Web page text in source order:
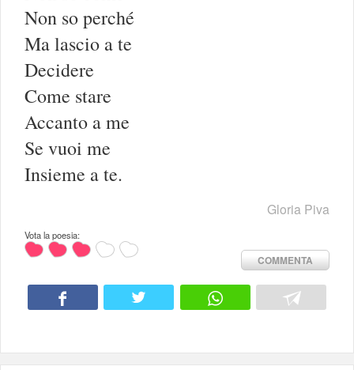
Non so perché
Ma lascio a te
Decidere
Come stare
Accanto a me
Se vuoi me
Insieme a te.
Gloria Piva
Vota la poesia:
COMMENTA